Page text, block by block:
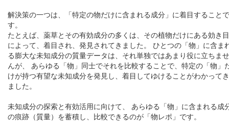
解決策の一つは、「特定の物だけに含まれる成分」に着目することで
す。
たとえば、薬草とその有効成分の多くは、その植物だけにある効き目
によって、着目され、発見されてきました。 ひとつの「物」に含ま
る膨大な未知成分の質量データは、それ単独ではあまり役に立ちませ
んが、 あらゆる「物」同士でそれを比較することで、特定の「物」
けが持つ有望な未知成分を発見し、着目してゆけることがわかってき
ました。
未知成分の探索と有効活用に向けて、 あらゆる「物」に含まれる成
の痕跡（質量）を蓄積し、比較できるのが「物レポ」です。